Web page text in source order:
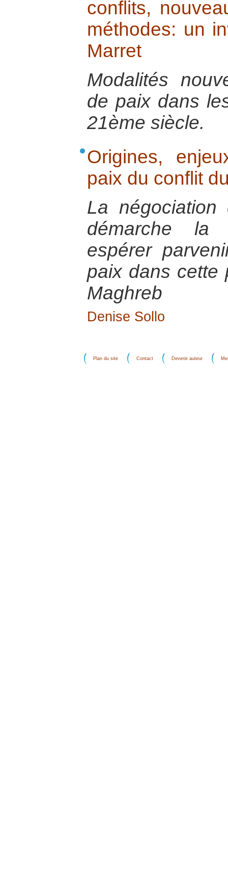
conflits,
méthodes: un
Marret
Modalités
de paix dans
21ème siècle.
Origines,
paix du conflit
La négociation
démarche la
espérer
paix dans cette
Maghreb
Denise Sollo
Plan du site Contact Devenir auteur